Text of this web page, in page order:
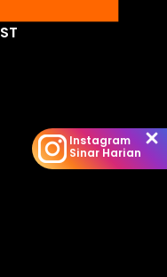
Instagram
Sinar Harian